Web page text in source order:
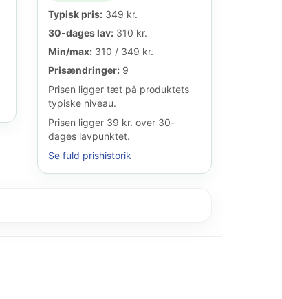
Typisk pris:349 kr.
30-dages lav:310 kr.
Min/max:310 / 349 kr.
Prisændringer:9
Prisen ligger tæt på produktets
typiske niveau.
Prisen ligger 39 kr. over 30-
dages lavpunktet.
Se fuld prishistorik